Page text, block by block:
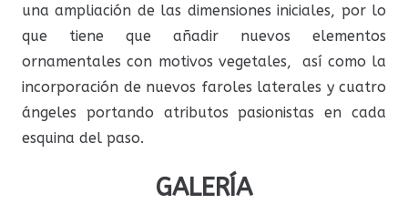
una ampliación de las dimensiones iniciales, por lo
que tiene que añadir nuevos elementos
ornamentales con motivos vegetales, así como la
incorporación de nuevos faroles laterales y cuatro
ángeles portando atributos pasionistas en cada
esquina del paso.
GALERÍA